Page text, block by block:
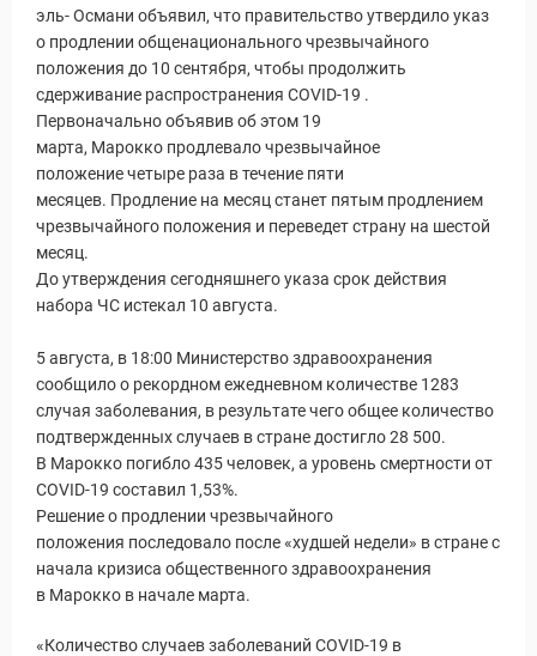
эль- Османи объявил, что правительство утвердило указ
о продлении общенационального чрезвычайного
положения до 10 сентября, чтобы продолжить
сдерживание распространения COVID-19 .
Первоначально объявив об этом 19
марта, Марокко продлевало чрезвычайное
положение четыре раза в течение пяти
месяцев. Продление на месяц станет пятым продлением
чрезвычайного положения и переведет страну на шестой
месяц.
До утверждения сегодняшнего указа срок действия
набора ЧС истекал 10 августа.
5 августа, в 18:00 Министерство здравоохранения
сообщило о рекордном ежедневном количестве 1283
случая заболевания, в результате чего общее количество
подтвержденных случаев в стране достигло 28 500.
В Марокко погибло 435 человек, а уровень смертности от
COVID-19 составил 1,53%.
Решение о продлении чрезвычайного
положения последовало после «худшей недели» в стране с
начала кризиса общественного здравоохранения
в Марокко в начале марта.
«Количество случаев заболеваний COVID-19 в